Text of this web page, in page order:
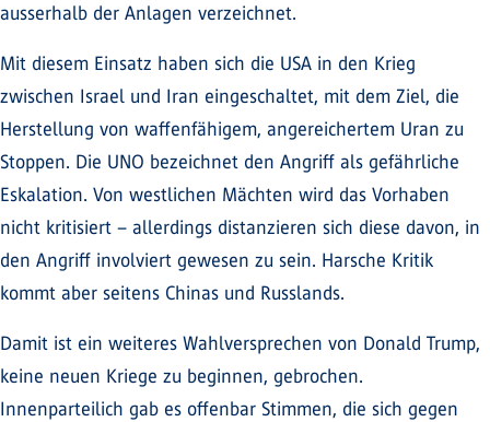
ausserhalb der Anlagen verzeichnet.
Mit diesem Einsatz haben sich die USA in den Krieg
zwischen Israel und Iran eingeschaltet, mit dem Ziel, die
Herstellung von waffenfähigem, angereichertem Uran zu
Stoppen. Die UNO bezeichnet den Angriff als gefährliche
Eskalation. Von westlichen Mächten wird das Vorhaben
nicht kritisiert – allerdings distanzieren sich diese davon, in
den Angriff involviert gewesen zu sein. Harsche Kritik
kommt aber seitens Chinas und Russlands.
Damit ist ein weiteres Wahlversprechen von Donald Trump,
keine neuen Kriege zu beginnen, gebrochen.
Innenparteilich gab es offenbar Stimmen, die sich gegen